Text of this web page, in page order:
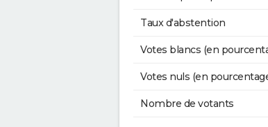
Taux d'abstention
Votes blancs (en
Votes nuls (en
Nombre de votants